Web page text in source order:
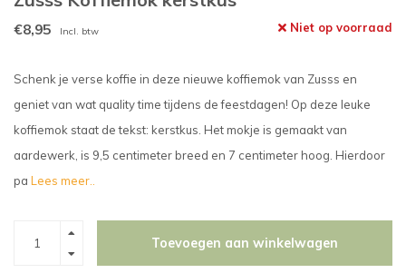
€8,95 Incl. btw Niet op voorraad
Schenk je verse koffie in deze nieuwe koffiemok van Zusss en
geniet van wat quality time tijdens de feestdagen! Op deze leuke
koffiemok staat de tekst: kerstkus. Het mokje is gemaakt van
aardewerk, is 9,5 centimeter breed en 7 centimeter hoog. Hierdoor
pa Lees meer..
Toevoegen aan winkelwagen